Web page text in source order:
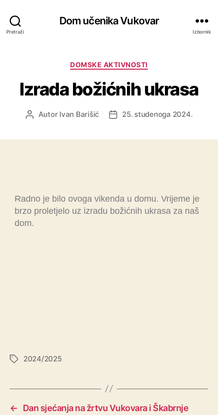
Pretraži
Dom učenika Vukovar
Izbornik
DOMSKE AKTIVNOSTI
Izrada božićnih ukrasa
Autor Ivan Barišić 25. studenoga 2024.
Radno je bilo ovoga vikenda u domu. Vrijeme je
brzo proletjelo uz izradu božićnih ukrasa za naš
dom.
2024/2025
←
Dan sjećanja na žrtvu Vukovara i Škabrnje